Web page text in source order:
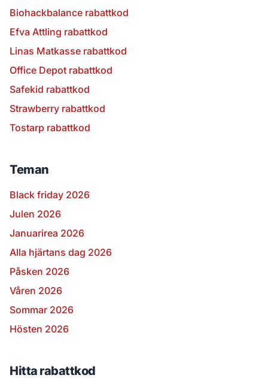
Biohackbalance rabattkod
Efva Attling rabattkod
Linas Matkasse rabattkod
Office Depot rabattkod
Safekid rabattkod
Strawberry rabattkod
Tostarp rabattkod
Teman
Black friday 2026
Julen 2026
Januarirea 2026
Alla hjärtans dag 2026
Påsken 2026
Våren 2026
Sommar 2026
Hösten 2026
Hitta rabattkod